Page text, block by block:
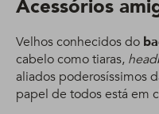
Acessórios
Velhos conhecidos do
cabelo como tiaras,
aliados poderosíssimos
papel de todos está em